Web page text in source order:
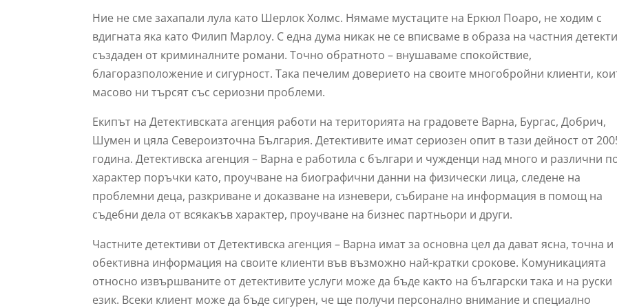
Ние не сме захапали лула като Шерлок Холмс. Нямаме мустаците на Еркюл Поаро, не ходим с
вдигната яка като Филип Марлоу. С една дума никак не се вписваме в образа на частния
създаден от криминалните романи. Точно обратното – внушаваме спокойствие,
благоразположение и сигурност. Така печелим доверието на своите многобройни клиенти,
масово ни търсят със сериозни проблеми.
Екипът на Детективската агенция работи на територията на градовете Варна, Бургас, Добрич,
Шумен и цяла Североизточна България. Детективите имат сериозен опит в тази дейност от
година. Детективска агенция – Варна е работила с българи и чужденци над много и различни
характер поръчки като, проучване на биографични данни на физически лица, следене на
проблемни деца, разкриване и доказване на изневери, събиране на информация в помощ на
съдебни дела от всякакъв характер, проучване на бизнес партньори и други.
Частните детективи от Детективска агенция – Варна имат за основна цел да дават ясна, точна и
обективна информация на своите клиенти във възможно най-кратки срокове. Комуникацията
относно извършваните от детективите услуги може да бъде както на български така и на руски
език. Всеки клиент може да бъде сигурен, че ще получи персонално внимание и специално